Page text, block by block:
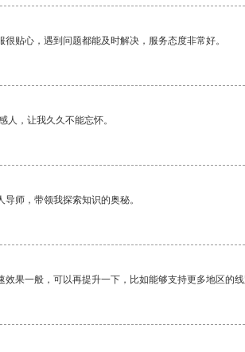
贴心，遇到问题都能及时解决，服务态度非常好。
人，让我久久不能忘怀。
师，带领我探索知识的奥秘。
果一般，可以再提升一下，比如能够支持更多地区的线